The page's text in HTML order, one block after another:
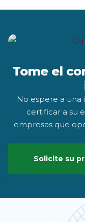
Tome el
No espere a una
certificar a su
empresas que
Solicite su